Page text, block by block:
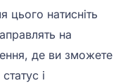
цього натисніть
на
де ви зможете
і